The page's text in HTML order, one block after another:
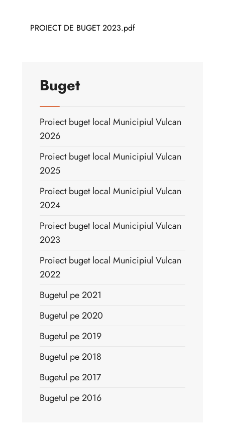
PROIECT DE BUGET 2023.pdf
Buget
Proiect buget local Municipiul Vulcan
2026
Proiect buget local Municipiul Vulcan
2025
Proiect buget local Municipiul Vulcan
2024
Proiect buget local Municipiul Vulcan
2023
Proiect buget local Municipiul Vulcan
2022
Bugetul pe 2021
Bugetul pe 2020
Bugetul pe 2019
Bugetul pe 2018
Bugetul pe 2017
Bugetul pe 2016